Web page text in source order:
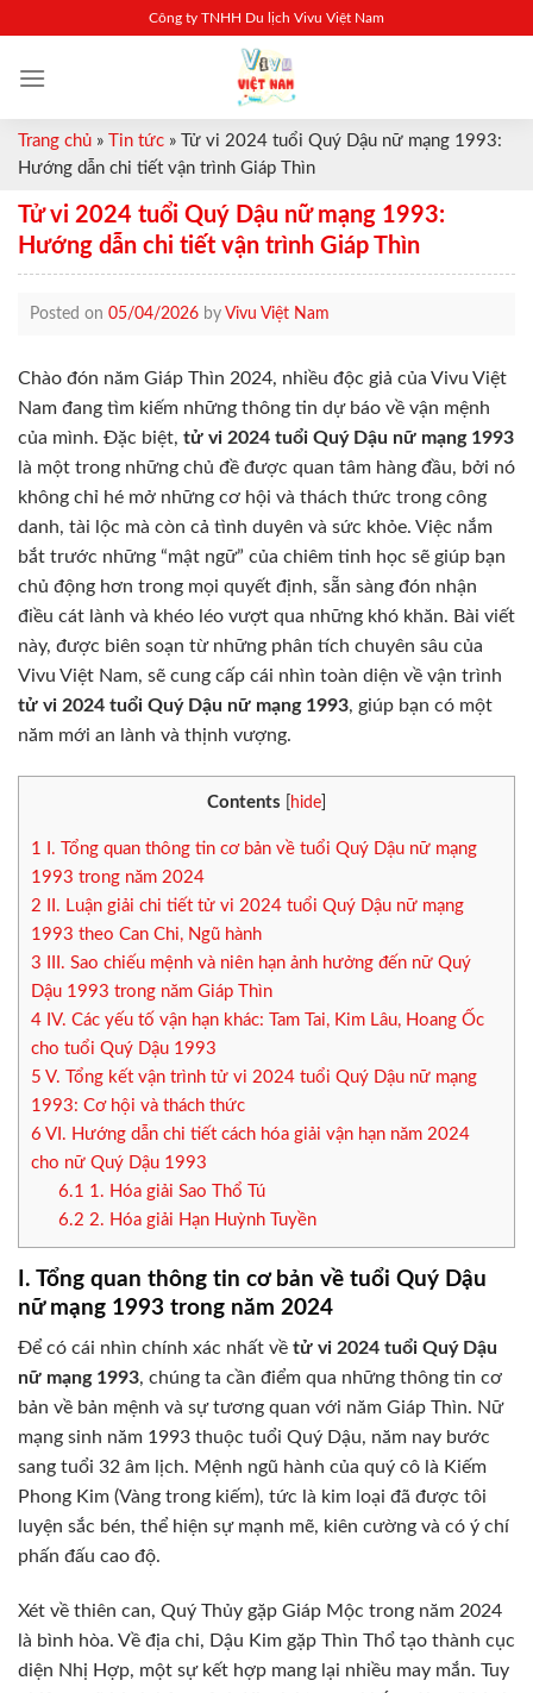
content
Công ty TNHH Du lịch Vivu Việt Nam
Trang chủ » Tin tức »
Tử vi 2024 tuổi Quý Dậu nữ mạng 1993:
Hướng dẫn chi tiết vận trình Giáp Thìn
Tử vi 2024 tuổi Quý Dậu nữ mạng 1993:
Hướng dẫn chi tiết vận trình Giáp Thìn
Posted on 05/04/2026 by Vivu Việt Nam
Chào đón năm Giáp Thìn 2024, nhiều độc giả của Vivu Việt
Nam đang tìm kiếm những thông tin dự báo về vận mệnh
của mình. Đặc biệt, tử vi 2024 tuổi Quý Dậu nữ mạng 1993
là một trong những chủ đề được quan tâm hàng đầu, bởi nó
không chỉ hé mở những cơ hội và thách thức trong công
danh, tài lộc mà còn cả tình duyên và sức khỏe. Việc nắm
bắt trước những “mật ngữ” của chiêm tinh học sẽ giúp bạn
chủ động hơn trong mọi quyết định, sẵn sàng đón nhận
điều cát lành và khéo léo vượt qua những khó khăn. Bài viết
này, được biên soạn từ những phân tích chuyên sâu của
Vivu Việt Nam, sẽ cung cấp cái nhìn toàn diện về vận trình
tử vi 2024 tuổi Quý Dậu nữ mạng 1993, giúp bạn có một
năm mới an lành và thịnh vượng.
Contents hide
1
I. Tổng quan thông tin cơ bản về tuổi Quý Dậu nữ mạng
1993 trong năm 2024
2 II. Luận giải chi tiết tử vi 2024 tuổi Quý Dậu nữ mạng
1993 theo Can Chi, Ngũ hành
3 III. Sao chiếu mệnh và niên hạn ảnh hưởng đến nữ Quý
Dậu 1993 trong năm Giáp Thìn
4 IV. Các yếu tố vận hạn khác: Tam Tai, Kim Lâu, Hoang Ốc
cho tuổi Quý Dậu 1993
5 V. Tổng kết vận trình tử vi 2024 tuổi Quý Dậu nữ mạng
1993: Cơ hội và thách thức
6 VI. Hướng dẫn chi tiết cách hóa giải vận hạn năm 2024
cho nữ Quý Dậu 1993
6.1 1. Hóa giải Sao Thổ Tú
6.2 2. Hóa giải Hạn Huỳnh Tuyền
I. Tổng quan thông tin cơ bản về tuổi Quý Dậu
nữ mạng 1993 trong năm 2024
Để có cái nhìn chính xác nhất về tử vi 2024 tuổi Quý Dậu
nữ mạng 1993, chúng ta cần điểm qua những thông tin cơ
bản về bản mệnh và sự tương quan với năm Giáp Thìn. Nữ
mạng sinh năm 1993 thuộc tuổi Quý Dậu, năm nay bước
sang tuổi 32 âm lịch. Mệnh ngũ hành của quý cô là Kiếm
Phong Kim (Vàng trong kiếm), tức là kim loại đã được tôi
luyện sắc bén, thể hiện sự mạnh mẽ, kiên cường và có ý chí
phấn đấu cao độ.
Xét về thiên can, Quý Thủy gặp Giáp Mộc trong năm 2024
là bình hòa. Về địa chi, Dậu Kim gặp Thìn Thổ tạo thành cục
diện Nhị Hợp, một sự kết hợp mang lại nhiều may mắn. Tuy